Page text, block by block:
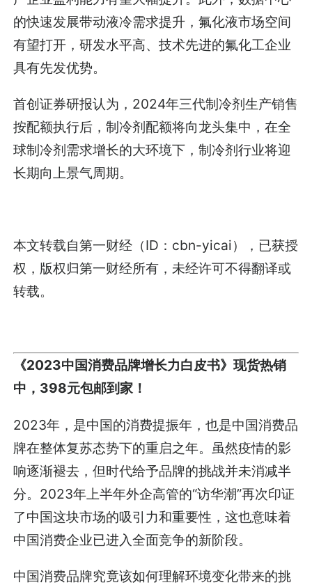
的快速发展带动液冷需求提升，氟化液市场空间
有望打开，研发水平高、技术先进的氟化工企业
具有先发优势。
首创证券研报认为，2024年三代制冷剂生产销售
按配额执行后，制冷剂配额将向龙头集中，在全
球制冷剂需求增长的大环境下，制冷剂行业将迎
长期向上景气周期。
本文转载自第一财经（ID：cbn-yicai），已获授
权，版权归第一财经所有，未经许可不得翻译或
转载。
《2023中国消费品牌增长力白皮书》现货热销
中，398元包邮到家！
2023年，是中国的消费提振年，也是中国消费品
牌在整体复苏态势下的重启之年。虽然疫情的影
响逐渐褪去，但时代给予品牌的挑战并未消减半
分。2023年上半年外企高管的“访华潮”再次印证
了中国这块市场的吸引力和重要性，这也意味着
中国消费企业已进入全面竞争的新阶段。
中国消费品牌究竟该如何理解环境变化带来的挑